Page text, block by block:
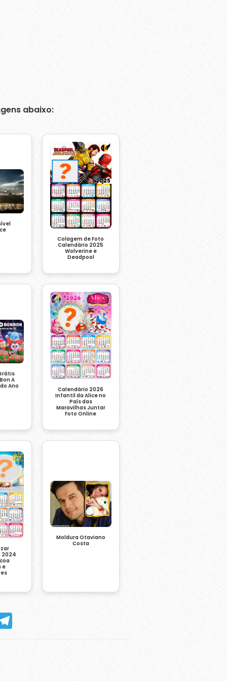
abaixo:
Colagem de Foto
Calendário 2025
Wolverine e
Deadpool
A
Ano
Calendário 2026
Infantil da Alice no
País das
Maravilhas Juntar
Foto Online
2024
e
Moldura Otaviano
Costa
Telegram